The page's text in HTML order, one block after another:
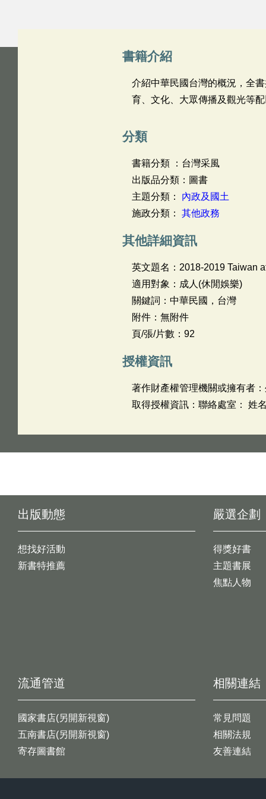
書籍介紹
介紹中華民國台灣的概況，全
育、文化、大眾傳播及觀光等
分類
書籍分類 ：台灣采風
出版品分類：圖書
主題分類： 內政及國土
施政分類： 其他政務
其他詳細資訊
英文題名： 2018-2019 Taiwan
適用對象：成人(休閒娛樂)
關鍵詞：中華民國，台灣
附件：無附件
頁/張/片數：92
授權資訊
著作財產權管理機關或擁有者
取得授權資訊：聯絡處室： 姓
出版動態
想找好活動
新書特推薦
嚴選企劃
得獎好書
主題書展
焦點人物
流通管道
國家書店(另開新視窗)
五南書店(另開新視窗)
寄存圖書館
相關連結
常見問題
相關法規
友善連結